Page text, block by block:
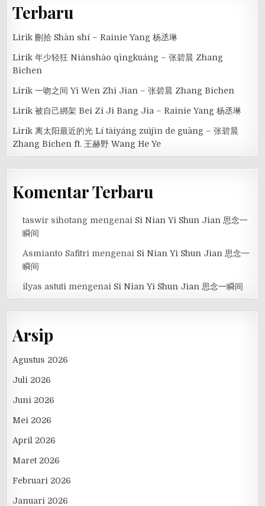
Terbaru
Lirik 刪拾 Shān shí – Rainie Yang 杨丞琳
Lirik 年少轻狂 Niánshào qīngkuáng – 张碧晨 Zhang
Bichen
Lirik 一吻之间 Yi Wen Zhi Jian – 张碧晨 Zhang Bichen
Lirik 被自己綁架 Bei Zi Ji Bang Jia – Rainie Yang 杨丞琳
Lirik 离太阳最近的光 Lí tàiyáng zuìjìn de guāng – 张碧晨
Zhang Bichen ft. 王赫野 Wang He Ye
Komentar Terbaru
taswir sihotang mengenai Si Nian Yi Shun Jian 思念一
瞬间
Asmianto Safitri mengenai Si Nian Yi Shun Jian 思念一
瞬间
ilyas astuti mengenai Si Nian Yi Shun Jian 思念一瞬间
Arsip
Agustus 2026
Juli 2026
Juni 2026
Mei 2026
April 2026
Maret 2026
Februari 2026
Januari 2026